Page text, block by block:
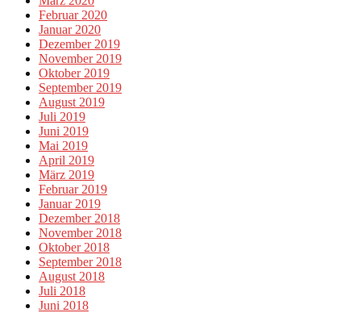
Februar 2020
Januar 2020
Dezember 2019
November 2019
Oktober 2019
September 2019
August 2019
Juli 2019
Juni 2019
Mai 2019
April 2019
März 2019
Februar 2019
Januar 2019
Dezember 2018
November 2018
Oktober 2018
September 2018
August 2018
Juli 2018
Juni 2018